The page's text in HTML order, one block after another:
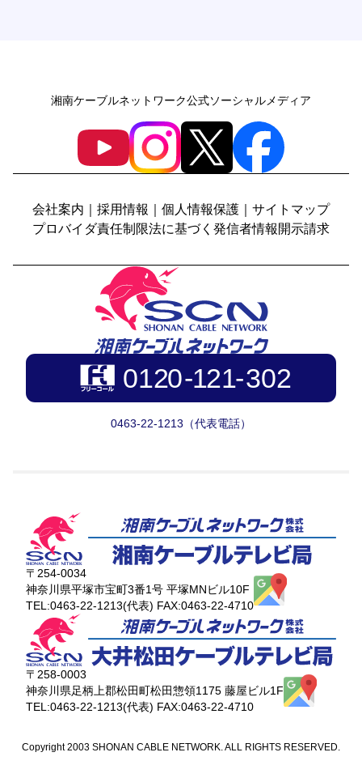
湘南ケーブルネットワーク公式ソーシャルメディア
0463-22-1213（代表電話）
会社案内 採用情報 個人情報保護
サイトマップ
プロバイダ責任制限法に基づく発信者情報開示請求
〒254-0034
神奈川県平塚市宝町3番1号 平塚MNビル10F
TEL:0463-22-1213(代表) FAX:0463-22-4710
〒258-0003
神奈川県足柄上郡松田町松田惣領1175 藤屋ビル1F
TEL:0463-22-1213(代表) FAX:0463-22-4710
Copyright 2003 SHONAN CABLE NETWORK. ALL RIGHTS RESERVED.